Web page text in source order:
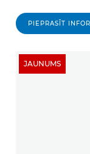
PIEPRASĪT
JAUNUMS